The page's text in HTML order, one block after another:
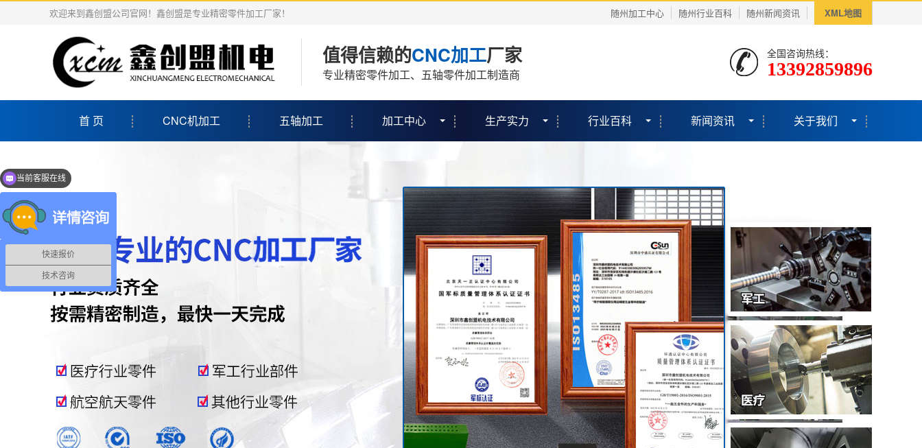
欢迎来到鑫创盟公司官网！鑫创盟是专业精密零件加工厂家！ 随州加工中心 随州行业百科 随州新闻资讯 XML地图
值得信赖的CNC加工厂家
专业精密零件加工、五轴零件加工制造商
全国咨询热线：
13392859896
首 页 CNC机加工 五轴加工 加工中心 生产实力 行业百科 新闻资讯 关于我们
快速报价
技术咨询
点击可以立即咨询哦